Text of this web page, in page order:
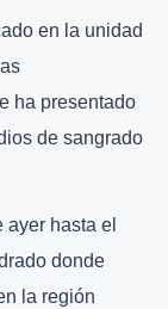
en la unidad
ha presentado
de sangrado
hasta el
donde
la región